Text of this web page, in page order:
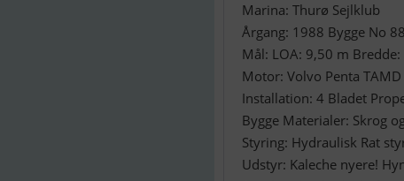
Marina: Thurø Sejlklub
Årgang: 1988 Bygge No
Mål: LOA: 9,50 m
Motor: Volvo Penta
Installation: 4 Bladet
Bygge Materialer: Skrog
Styring: Hydraulisk Rat
Udstyr: Kaleche nyere!